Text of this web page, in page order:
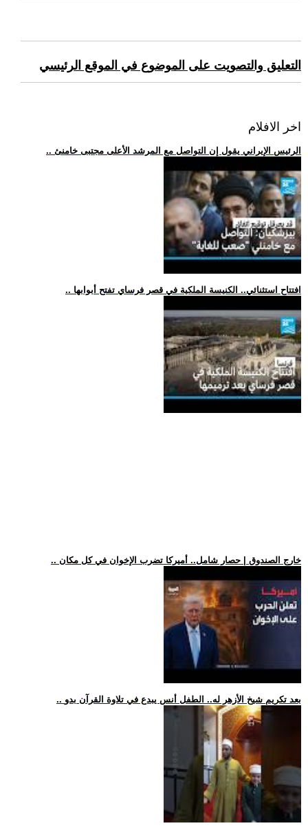
التعليق والتصويت على الموضوع في الموقع الرئيسي
اخر الافلام
.. الرئيس الإيراني يقول إن التواصل مع المرشد الأعلى مجتبى خامنئ
.. افتتاح استثنائي.. الكنيسة الملكية في قصر فرساي تفتح أبوابها
.. خارج الصندوق | حصار شامل.. أميركا تضرب الإخوان في كل مكان
.. بعد تكريم شيخ الأزهر له.. الطفل أنس يبدع في تلاوة القرآن بدو